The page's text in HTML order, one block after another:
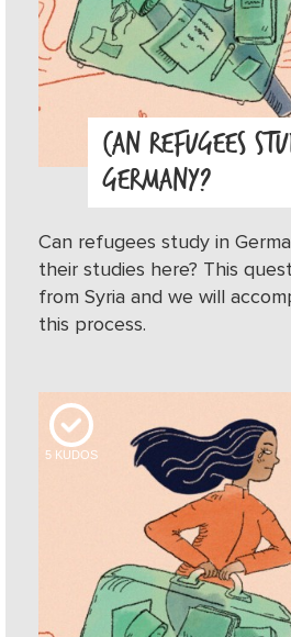
CAN REFUGEES
GERMANY?
Can refugees study in
their studies here? This
from Syria and we will
this process.
5 KUDOS